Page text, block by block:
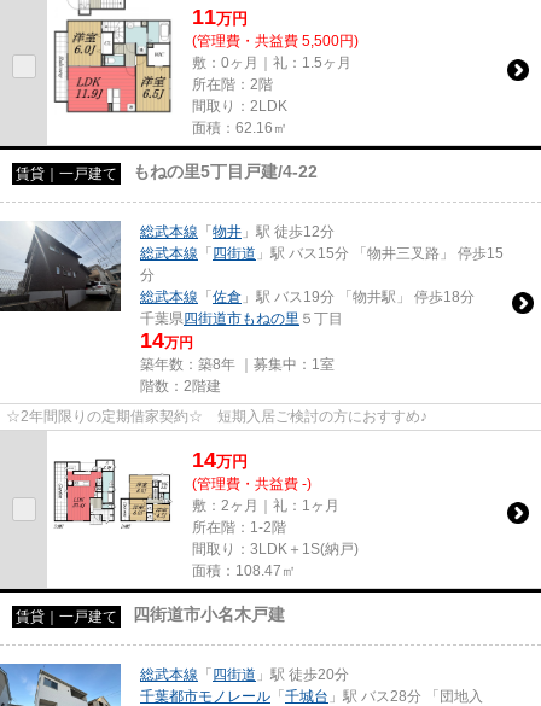
11万円
(管理費・共益費 5,500円)
敷：0ヶ月｜礼：1.5ヶ月
所在階：2階
間取り：2LDK
面積：62.16㎡
賃貸｜一戸建て もねの里5丁目戸建/4-22
総武本線 「物井 」駅 徒歩12分
総武本線 「四街道 」駅 バス15分 「物井三叉路」 停歩15
分
総武本線 「佐倉 」駅 バス19分 「物井駅」 停歩18分
千葉県四街道市もねの里 ５丁目
14万円
築年数：築8年 ｜募集中： 1室
階数：2階建
☆2年間限りの定期借家契約☆ 短期入居ご検討の方におすすめ♪
14万円
(管理費・共益費 -)
敷：2ヶ月｜礼：1ヶ月
所在階：1-2階
間取り：3LDK＋1S(納戸)
面積：108.47㎡
賃貸｜一戸建て 四街道市小名木戸建
総武本線 「四街道 」駅 徒歩20分
千葉都市モノレール 「千城台 」駅 バス28分 「団地入